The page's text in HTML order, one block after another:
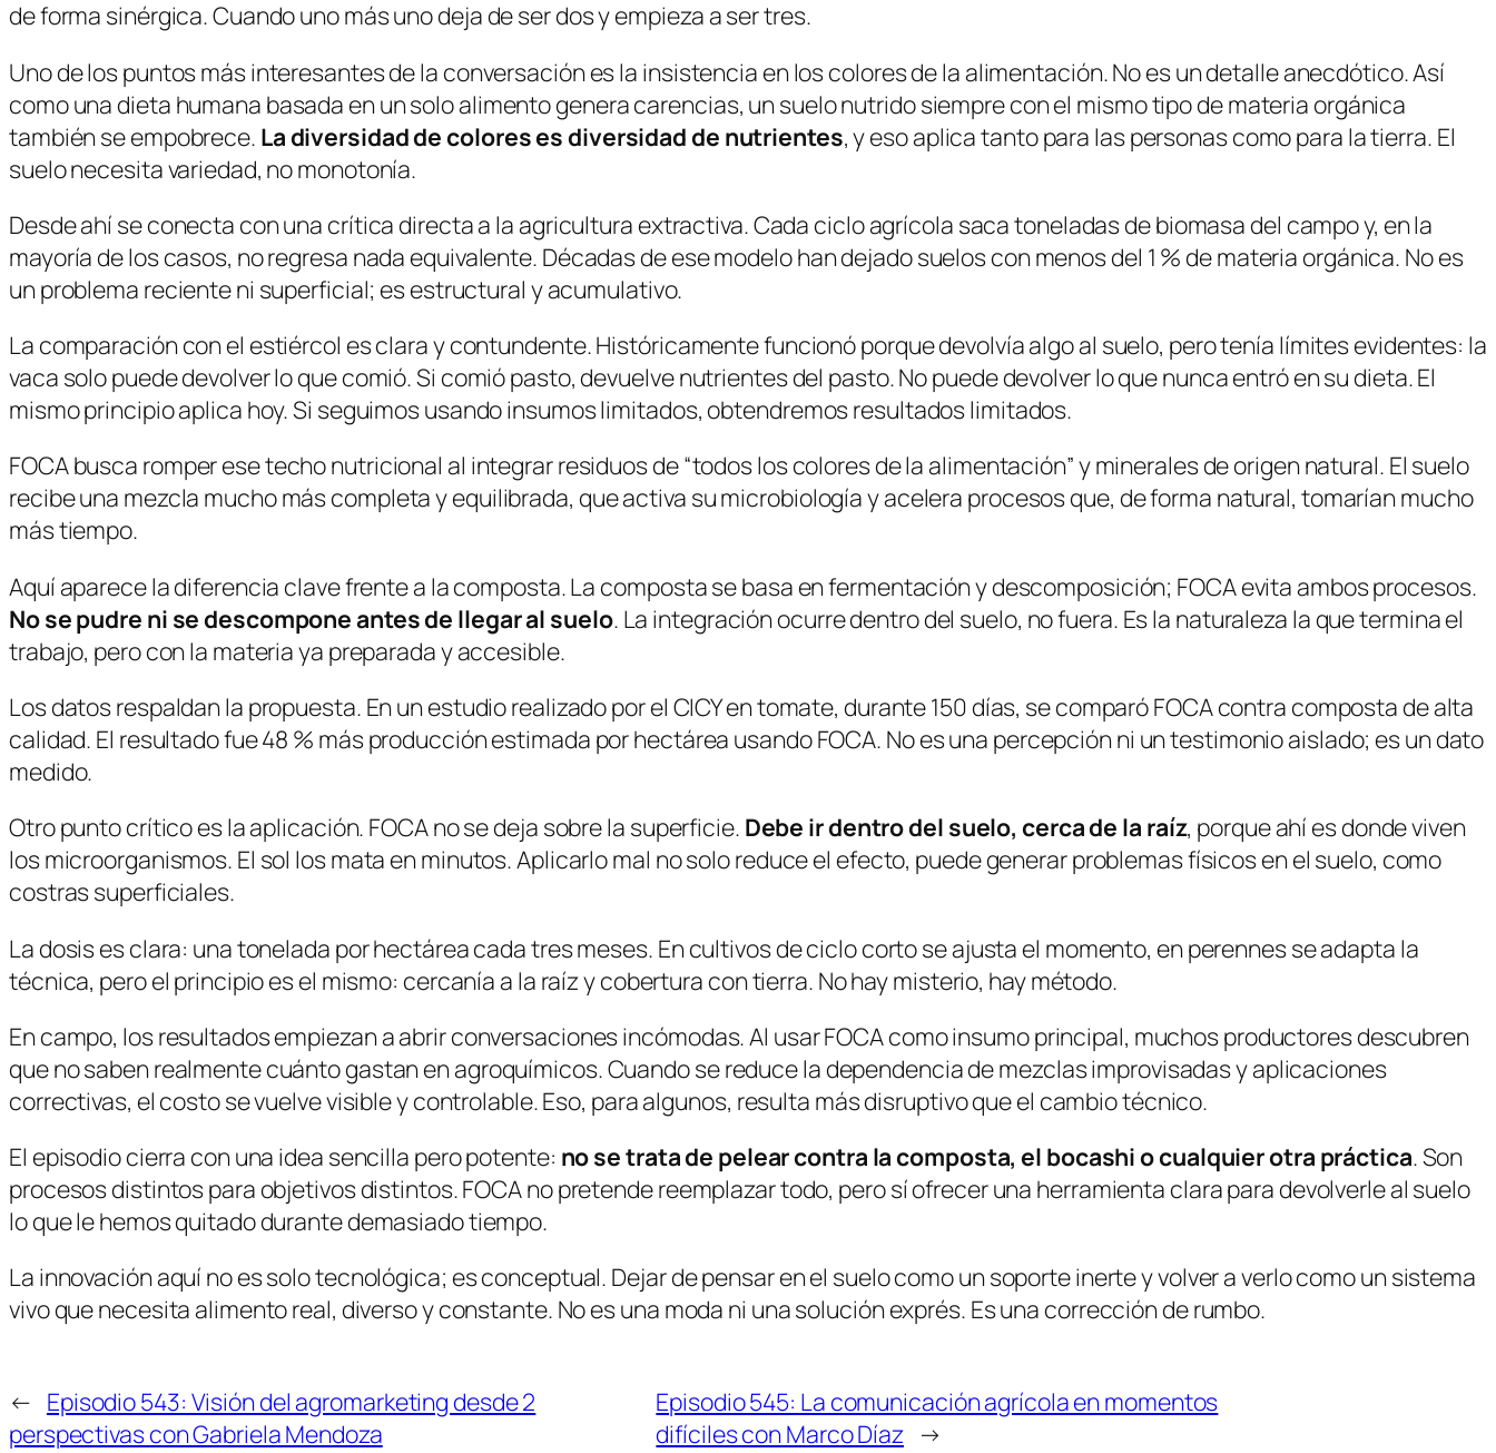
de forma sinérgica. Cuando uno más uno deja de ser dos y empieza a ser tres.
Uno de los puntos más interesantes de la conversación es la insistencia en los colores de la alimentación. No es un detalle anecdótico. Así
como una dieta humana basada en un solo alimento genera carencias, un suelo nutrido siempre con el mismo tipo de materia orgánica
también se empobrece. La diversidad de colores es diversidad de nutrientes, y eso aplica tanto para las personas como para la tierra. El
suelo necesita variedad, no monotonía.
Desde ahí se conecta con una crítica directa a la agricultura extractiva. Cada ciclo agrícola saca toneladas de biomasa del campo y, en la
mayoría de los casos, no regresa nada equivalente. Décadas de ese modelo han dejado suelos con menos del 1 % de materia orgánica. No es
un problema reciente ni superficial; es estructural y acumulativo.
La comparación con el estiércol es clara y contundente. Históricamente funcionó porque devolvía algo al suelo, pero tenía límites evidentes: la
vaca solo puede devolver lo que comió. Si comió pasto, devuelve nutrientes del pasto.No puede devolver lo que nunca entró en su dieta. El
mismo principio aplica hoy. Si seguimos usando insumos limitados, obtendremos resultados limitados.
FOCA busca romper ese techo nutricional al integrar residuos de “todos los colores de la alimentación” y minerales de origen natural. El suelo
recibe una mezcla mucho más completa y equilibrada, que activa su microbiología y acelera procesos que, de forma natural, tomarían mucho
más tiempo.
Aquí aparece la diferencia clave frente a la composta. La composta se basa en fermentación y descomposición; FOCA evita ambos procesos.
No se pudre ni se descompone antes de llegar al suelo. La integración ocurre dentro del suelo, no fuera. Es la naturaleza la que termina el
trabajo, pero con la materia ya preparada y accesible.
Los datos respaldan la propuesta. En un estudio realizado por el CICY en tomate, durante 150 días, se comparó FOCA contra composta de alta
calidad. El resultado fue48 % más producción estimada por hectárea usando FOCA. No es una percepción ni un testimonio aislado; es un dato
medido.
Otro punto crítico es la aplicación. FOCA no se deja sobre la superficie. Debe ir dentro del suelo, cerca de la raíz, porque ahí es donde viven
los microorganismos. El sol los mata en minutos. Aplicarlo mal no solo reduce el efecto, puede generar problemas físicos en el suelo, como
costras superficiales.
La dosis es clara: una tonelada por hectárea cada tres meses. En cultivos de ciclo corto se ajusta el momento, en perennes se adapta la
técnica, pero el principio es el mismo: cercanía a la raíz y cobertura con tierra. No hay misterio, hay método.
En campo, los resultados empiezan a abrir conversaciones incómodas. Al usar FOCA como insumo principal, muchos productores descubren
que no saben realmente cuánto gastan en agroquímicos. Cuando se reduce la dependencia de mezclas improvisadas y aplicaciones
correctivas, el costo se vuelve visible y controlable. Eso, para algunos, resulta más disruptivo que el cambio técnico.
El episodio cierra con una idea sencilla pero potente: no se trata de pelear contra la composta, el bocashi o cualquier otra práctica. Son
procesos distintos para objetivos distintos. FOCA no pretende reemplazar todo, pero sí ofrecer una herramienta clara para devolverle al suelo
lo que le hemos quitado durante demasiado tiempo.
La innovación aquí no es solo tecnológica; es conceptual. Dejar de pensar en el suelo como un soporte inerte y volver a verlo como un sistema
vivo que necesita alimento real, diverso y constante. No es una moda ni una solución exprés. Es una corrección de rumbo.
← Episodio 543: Visión del agromarketing desde 2
perspectivas con Gabriela Mendoza
Episodio 545: La comunicación agrícola en momentos
difíciles con Marco Díaz →